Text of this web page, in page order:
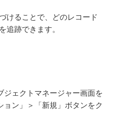
けることで、どのレコード
追跡できます。
ジェクトマネージャー画面を
ョン」＞「新規」ボタンをク